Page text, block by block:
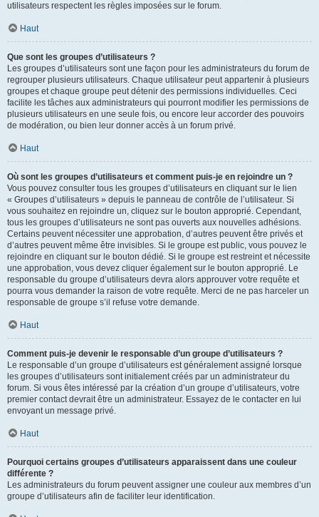
utilisateurs respectent les règles imposées sur le forum.
Haut
Que sont les groupes d’utilisateurs ?
Les groupes d’utilisateurs sont une façon pour les administrateurs du forum de
regrouper plusieurs utilisateurs. Chaque utilisateur peut appartenir à plusieurs
groupes et chaque groupe peut détenir des permissions individuelles. Ceci
facilite les tâches aux administrateurs qui pourront modifier les permissions de
plusieurs utilisateurs en une seule fois, ou encore leur accorder des pouvoirs
de modération, ou bien leur donner accès à un forum privé.
Haut
Où sont les groupes d’utilisateurs et comment puis-je en rejoindre un ?
Vous pouvez consulter tous les groupes d’utilisateurs en cliquant sur le lien
« Groupes d’utilisateurs » depuis le panneau de contrôle de l’utilisateur. Si
vous souhaitez en rejoindre un, cliquez sur le bouton approprié. Cependant,
tous les groupes d’utilisateurs ne sont pas ouverts aux nouvelles adhésions.
Certains peuvent nécessiter une approbation, d’autres peuvent être privés et
d’autres peuvent même être invisibles. Si le groupe est public, vous pouvez le
rejoindre en cliquant sur le bouton dédié. Si le groupe est restreint et nécessite
une approbation, vous devez cliquer également sur le bouton approprié. Le
responsable du groupe d’utilisateurs devra alors approuver votre requête et
pourra vous demander la raison de votre requête. Merci de ne pas harceler un
responsable de groupe s’il refuse votre demande.
Haut
Comment puis-je devenir le responsable d’un groupe d’utilisateurs ?
Le responsable d’un groupe d’utilisateurs est généralement assigné lorsque
les groupes d’utilisateurs sont initialement créés par un administrateur du
forum. Si vous êtes intéressé par la création d’un groupe d’utilisateurs, votre
premier contact devrait être un administrateur. Essayez de le contacter en lui
envoyant un message privé.
Haut
Pourquoi certains groupes d’utilisateurs apparaissent dans une couleur
différente ?
Les administrateurs du forum peuvent assigner une couleur aux membres d’un
groupe d’utilisateurs afin de faciliter leur identification.